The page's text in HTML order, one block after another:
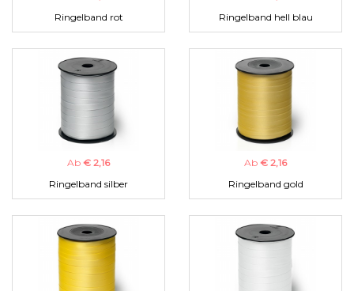
Ringelband rot
Ringelband hell blau
Ab € 2,16
Ringelband silber
Ab € 2,16
Ringelband gold